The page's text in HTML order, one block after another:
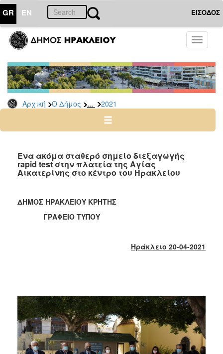
GR EN ΕΙΣΟΔΟΣ
Toggle
Αρχική Ο Δήμος ... 2021
ΔΗΜΟΣ
Δελτία
Τύπου
Αρχείο
2026
2024
2022
2021
2012
2011
2010
2006
Ένα ακόμα σταθερό σημείο διεξαγωγής
rapid test στην πλατεία της Αγίας
Αικατερίνης στο κέντρο του Ηρακλείου
ΔΗΜΟΣ ΗΡΑΚΛΕΙΟΥ ΚΡΗΤΗΣ
ΓΡΑΦΕΙΟ ΤΥΠΟΥ
Ηράκλειο 20-04-2021